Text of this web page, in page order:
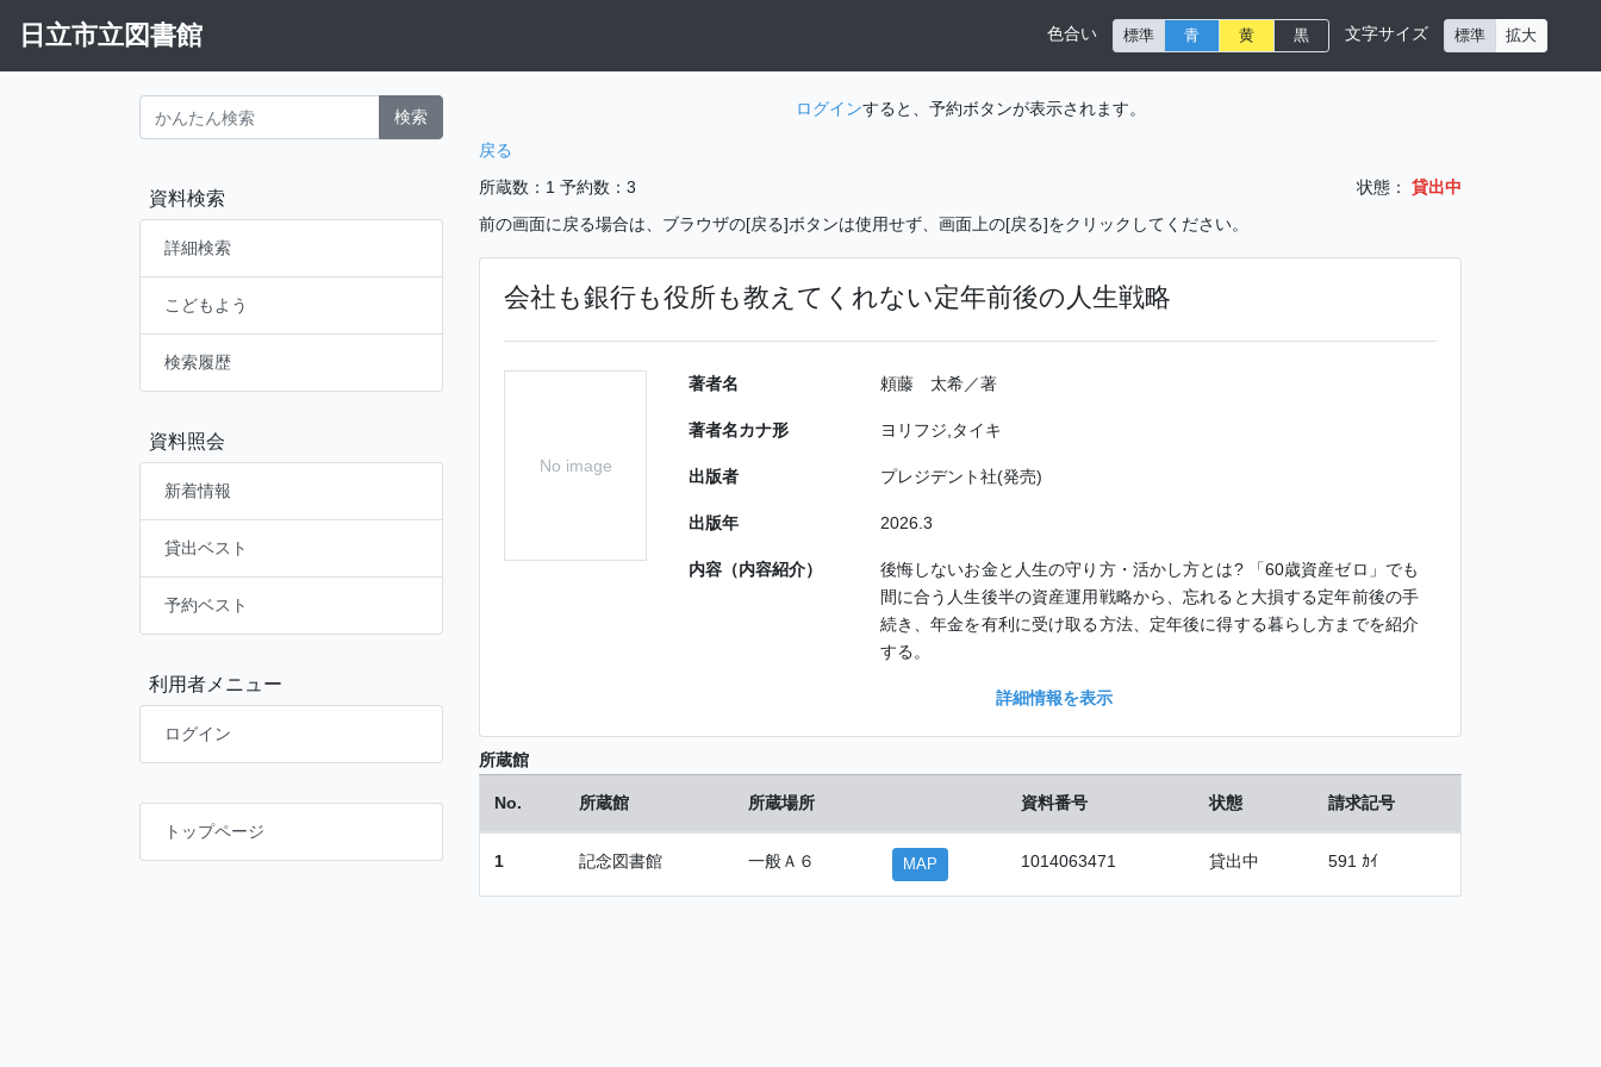
日立市立図書館 色合い 標準 青 黄 黒 文字サイズ 標準 拡大
検索
資料検索
詳細検索
こどもよう
検索履歴
資料照会
新着情報
貸出ベスト
予約ベスト
利用者メニュー
ログイン
トップページ
ログインすると、予約ボタンが表示されます。
戻る
所蔵数：1 予約数：3 状態：
貸出中
前の画面に戻る場合は、ブラウザの[戻る]ボタンは使用せず、画面上の[戻る]をクリックしてください。
会社も銀行も役所も教えてくれない定年前後の人生戦略
No image
著者名 頼藤 太希／著
著者名カナ形 ヨリフジ,タイキ
出版者 プレジデント社(発売)
出版年 2026.3
内容（内容紹介）
後悔しないお金と人生の守り方・活かし方とは? 「60歳資産ゼロ」でも
間に合う人生後半の資産運用戦略から、忘れると大損する定年前後の手
続き、年金を有利に受け取る方法、定年後に得する暮らし方までを紹介
する。
詳細情報を表示
所蔵館
No. 所蔵館 所蔵場所 資料番号 状態 請求記号
1 記念図書館 一般Ａ６ MAP 1014063471 貸出中 591 ｶｲ